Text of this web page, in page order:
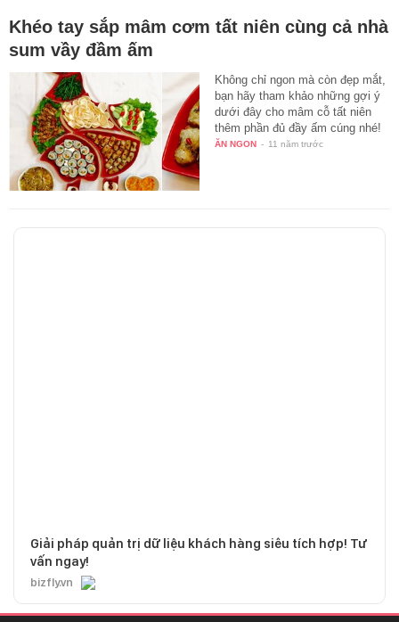
Khéo tay sắp mâm cơm tất niên cùng cả nhà
sum vầy đầm ấm
Không chỉ ngon mà còn đẹp mắt,
bạn hãy tham khảo những gợi ý
dưới đây cho mâm cỗ tất niên
thêm phần đủ đầy ấm cúng nhé!
ĂN NGON - 11 năm trước
Giải pháp quản trị dữ liệu khách hàng siêu tích hợp! Tư
vấn ngay!
bizfly.vn